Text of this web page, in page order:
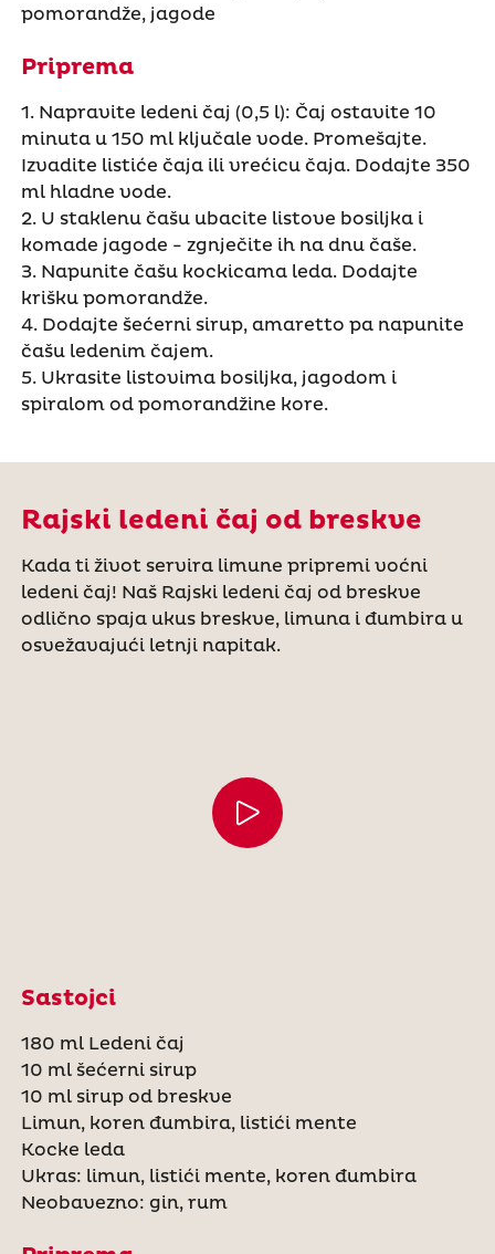
pomorandže, jagode
Priprema
1. Napravite ledeni čaj (0,5 l): Čaj ostavite 10
minuta u 150 ml ključale vode. Promešajte.
Izvadite listiće čaja ili vrećicu čaja. Dodajte 350
ml hladne vode.
2. U staklenu čašu ubacite listove bosiljka i
komade jagode - zgnječite ih na dnu čaše.
3. Napunite čašu kockicama leda. Dodajte
krišku pomorandže.
4. Dodajte šećerni sirup, amaretto pa napunite
čašu ledenim čajem.
5. Ukrasite listovima bosiljka, jagodom i
spiralom od pomorandžine kore.
Rajski ledeni čaj od breskve
Kada ti život servira limune pripremi voćni
ledeni čaj! Naš Rajski ledeni čaj od breskve
odlično spaja ukus breskve, limuna i đumbira u
osvežavajući letnji napitak.
Sastojci
180 ml Ledeni čaj
10 ml šećerni sirup
10 ml sirup od breskve
Limun, koren đumbira, listići mente
Kocke leda
Ukras: limun, listići mente, koren đumbira
Neobavezno: gin, rum